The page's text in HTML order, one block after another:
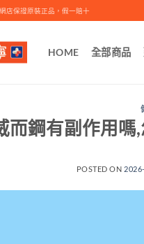
店保證原裝正品，假一賠十
HOME 全部商品
而鋼有副作用嗎
POSTED ON